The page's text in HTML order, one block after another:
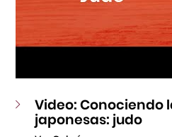
Video: Conociendo
japonesas: judo